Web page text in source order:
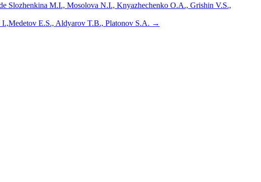
Slozhenkina M.I., Mosolova N.I., Knyazhechenko O.A., Grishin V.S.,
E.S., Aldyarov T.B., Platonov S.A. →